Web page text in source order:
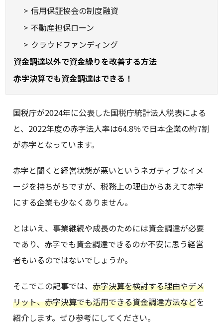
信用保証協会の制度融資
不動産担保ローン
クラウドファンディング
資金調達以外で資金繰りを改善する方法
赤字決算でも資金調達はできる！
国税庁が2024年に公表した国税庁統計法人税表による
と、2022年度の赤字法人率は64.8％で日本企業の約7割
が赤字となっています。
赤字と聞くと経営状態が悪いというネガティブなイメ
ージを持ちがちですが、税務上の理由からあえて赤字
にする企業も少なくありません。
とはいえ、事業継続や成長のためには資金調達が必要
であり、赤字でも資金調達できるのか不安に思う経営
者もいるのではないでしょうか。
そこでこの記事では、赤字決算を検討する理由やデメ
リット、赤字決算でも活用できる資金調達方法などを
紹介します。ぜひ参考にしてください。